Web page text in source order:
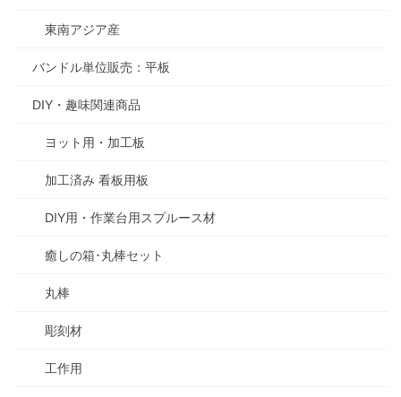
東南アジア産
バンドル単位販売：平板
DIY・趣味関連商品
ヨット用・加工板
加工済み 看板用板
DIY用・作業台用スプルース材
癒しの箱･丸棒セット
丸棒
彫刻材
工作用